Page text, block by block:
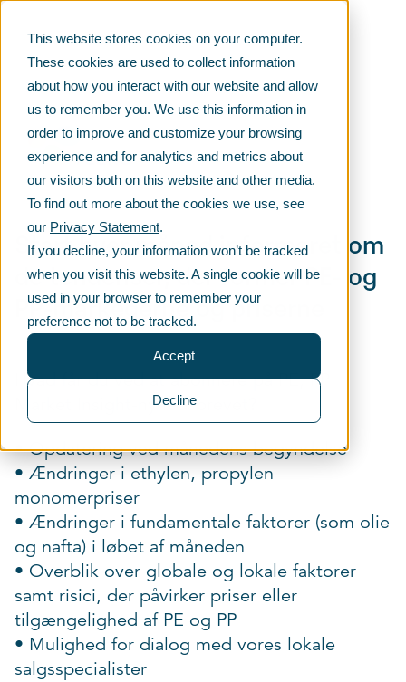
This website stores cookies on your computer.
These cookies are used to collect information
about how you interact with our website and allow
us to remember you. We use this information in
order to improve and customize your browsing
experience and for analytics and metrics about
our visitors both on this website and other media.
To find out more about the cookies we use, see
our Privacy Statement.
If you decline, your information won’t be tracked
when you visit this website. A single cookie will be
used in your browser to remember your
preference not to be tracked.
Accept
Decline
Start hver måned informeret om
de tendenser, der former PE- og
PP-markederne og priserne
Hvad får du ved at abonnere på PE, PP
Market Insight-nyhedsbrevet?
• Opdatering ved månedens begyndelse
• Ændringer i ethylen, propylen
monomerpriser
• Ændringer i fundamentale faktorer (som olie
og nafta) i løbet af måneden
• Overblik over globale og lokale faktorer
samt risici, der påvirker priser eller
tilgængelighed af PE og PP
• Mulighed for dialog med vores lokale
salgsspecialister